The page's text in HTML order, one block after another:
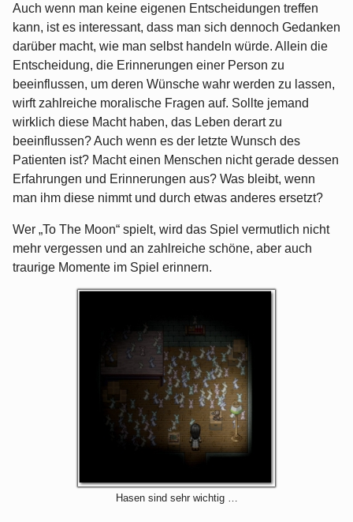
Auch wenn man keine eigenen Entscheidungen treffen
kann, ist es interessant, dass man sich dennoch Gedanken
darüber macht, wie man selbst handeln würde. Allein die
Entscheidung, die Erinnerungen einer Person zu
beeinflussen, um deren Wünsche wahr werden zu lassen,
wirft zahlreiche moralische Fragen auf. Sollte jemand
wirklich diese Macht haben, das Leben derart zu
beeinflussen? Auch wenn es der letzte Wunsch des
Patienten ist? Macht einen Menschen nicht gerade dessen
Erfahrungen und Erinnerungen aus? Was bleibt, wenn
man ihm diese nimmt und durch etwas anderes ersetzt?
Wer „To The Moon“ spielt, wird das Spiel vermutlich nicht
mehr vergessen und an zahlreiche schöne, aber auch
traurige Momente im Spiel erinnern.
Hasen sind sehr wichtig …